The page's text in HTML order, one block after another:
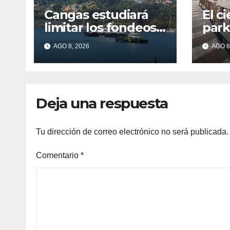
Cangas estudiará
limitar los fondeos
en Aldán tras los
últimos episodios
de contaminación
AGO 8, 2026
El
AGO
Deja una respuesta
Tu dirección de correo electrónico no será publicada.
Comentario *